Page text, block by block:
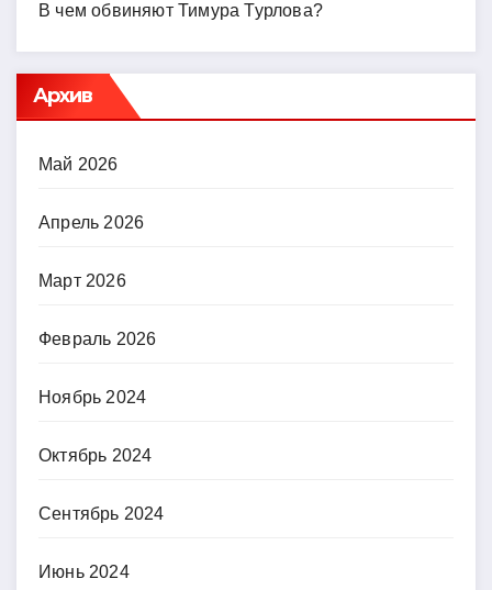
В чем обвиняют Тимура Турлова?
Архив
Май 2026
Апрель 2026
Март 2026
Февраль 2026
Ноябрь 2024
Октябрь 2024
Сентябрь 2024
Июнь 2024